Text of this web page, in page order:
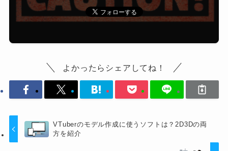
よかったらシェアしてね！
VTuberのモデル作成に使うソフトは？2D3Dの両
方を紹介